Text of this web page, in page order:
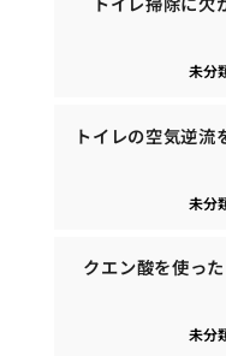
未分
トイレの空気逆流
未分
クエン酸を使っ
未分